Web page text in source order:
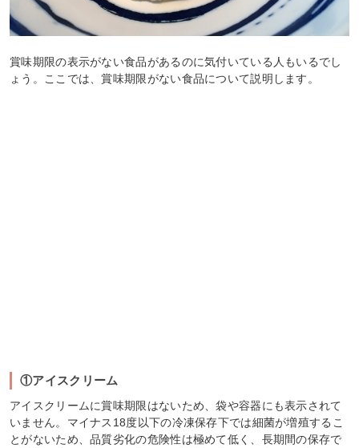
賞味期限の表示がない食品があるのに気付いている人もいるでし
ょう。ここでは、賞味期限がない食品について説明します。
①アイスクリーム
アイスクリームに賞味期限はないため、袋や容器にも表示されて
いません。マイナス18度以下の冷凍保存下では細菌が増殖するこ
とがないため、品質劣化の危険性は極めて低く、長期間の保存で